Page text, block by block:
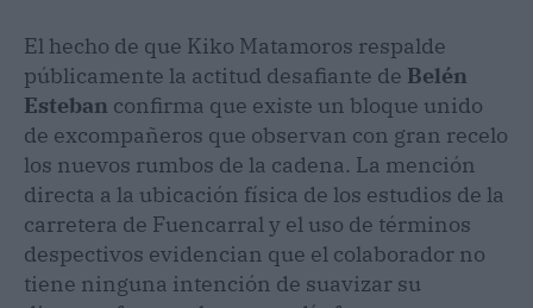
El hecho de que Kiko Matamoros respalde
públicamente la actitud desafiante de Belén
Esteban confirma que existe un bloque unido
de excompañeros que observan con gran recelo
los nuevos rumbos de la cadena. La mención
directa a la ubicación física de los estudios de la
carretera de Fuencarral y el uso de términos
despectivos evidencian que el colaborador no
tiene ninguna intención de suavizar su